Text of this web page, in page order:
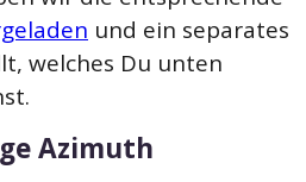
und ein separates
welches Du unten
Azimuth